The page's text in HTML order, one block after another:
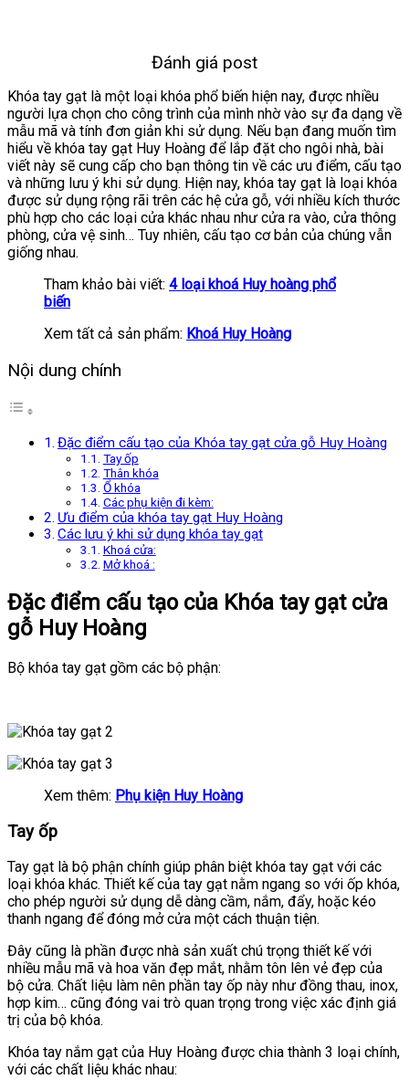
Đánh giá post
Khóa tay gạt là một loại khóa phổ biến hiện nay, được nhiều
người lựa chọn cho công trình của mình nhờ vào sự đa dạng về
mẫu mã và tính đơn giản khi sử dụng. Nếu bạn đang muốn tìm
hiểu về khóa tay gạt Huy Hoàng để lắp đặt cho ngôi nhà, bài
viết này sẽ cung cấp cho bạn thông tin về các ưu điểm, cấu tạo
và những lưu ý khi sử dụng. Hiện nay, khóa tay gạt là loại khóa
được sử dụng rộng rãi trên các hệ cửa gỗ, với nhiều kích thước
phù hợp cho các loại cửa khác nhau như cửa ra vào, cửa thông
phòng, cửa vệ sinh… Tuy nhiên, cấu tạo cơ bản của chúng vẫn
giống nhau.
Tham khảo bài viết: 4 loại khoá Huy hoàng phổ
biến
Xem tất cả sản phẩm: Khoá Huy Hoàng
Nội dung chính
Đặc điểm cấu tạo của Khóa tay gạt cửa gỗ Huy Hoàng
Tay ốp
Thân khóa
Ổ khóa
Các phụ kiện đi kèm:
Ưu điểm của khóa tay gạt Huy Hoàng
Các lưu ý khi sử dụng khóa tay gạt
Khoá cửa:
Mở khoá :
Đặc điểm cấu tạo của Khóa tay gạt cửa
gỗ Huy Hoàng
Bộ khóa tay gạt gồm các bộ phận:
Xem thêm: Phụ kiện Huy Hoàng
Tay ốp
Tay gạt là bộ phận chính giúp phân biệt khóa tay gạt với các
loại khóa khác. Thiết kế của tay gạt nằm ngang so với ốp khóa,
cho phép người sử dụng dễ dàng cầm, nắm, đẩy, hoặc kéo
thanh ngang để đóng mở cửa một cách thuận tiện.
Đây cũng là phần được nhà sản xuất chú trọng thiết kế với
nhiều mẫu mã và hoa văn đẹp mắt, nhằm tôn lên vẻ đẹp của
bộ cửa. Chất liệu làm nên phần tay ốp này như đồng thau, inox,
hợp kim… cũng đóng vai trò quan trọng trong việc xác định giá
trị của bộ khóa.
Khóa tay nắm gạt của Huy Hoàng được chia thành 3 loại chính,
với các chất liệu khác nhau: